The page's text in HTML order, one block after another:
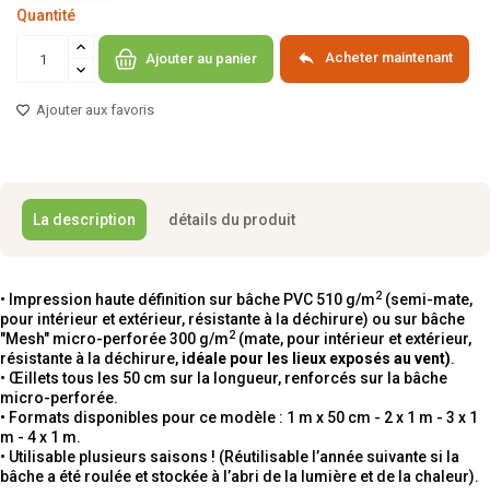
Quantité
Ajouter au panier  Acheter maintenant
Ajouter aux favoris
La description détails du produit
• Impression haute définition sur bâche PVC 510 g/m2 (semi-mate,
pour intérieur et extérieur, résistante à la déchirure) ou sur bâche
"Mesh" micro-perforée 300 g/m2 (mate, pour intérieur et extérieur,
résistante à la déchirure, idéale pour les lieux exposés au vent).
• Œillets tous les 50 cm sur la longueur, renforcés sur la bâche
micro-perforée.
• Formats disponibles pour ce modèle : 1 m x 50 cm - 2 x 1 m - 3 x 1
m - 4 x 1 m.
• Utilisable plusieurs saisons ! (Réutilisable l’année suivante si la
bâche a été roulée et stockée à l’abri de la lumière et de la chaleur).